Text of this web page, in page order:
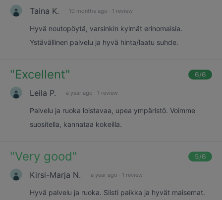
Taina K. 10 months ago · 1 review
Hyvä noutopöytä, varsinkin kylmät erinomaisia.
Ystävällinen palvelu ja hyvä hinta/laatu suhde.
"Excellent" 6/6
Leila P. a year ago · 1 review
Palvelu ja ruoka loistavaa, upea ympäristö. Voimme
suositella, kannataa kokeilla.
"Very good" 5/6
Kirsi-Marja N. a year ago · 1 review
Hyvä palvelu ja ruoka. Siisti paikka ja hyvät maisemat.